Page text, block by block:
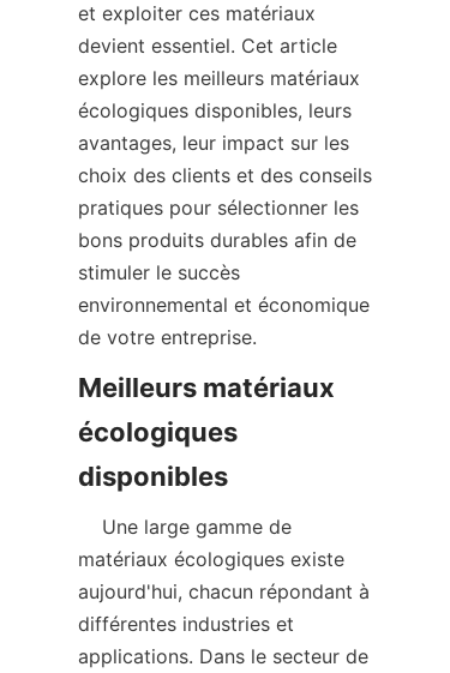
et exploiter ces matériaux
devient essentiel. Cet article
explore les meilleurs matériaux
écologiques disponibles, leurs
avantages, leur impact sur les
choix des clients et des conseils
pratiques pour sélectionner les
bons produits durables afin de
stimuler le succès
environnemental et économique
de votre entreprise.
Meilleurs matériaux
écologiques
matériaux écologiques existe
aujourd'hui, chacun répondant à
différentes industries et
applications. Dans le secteur de